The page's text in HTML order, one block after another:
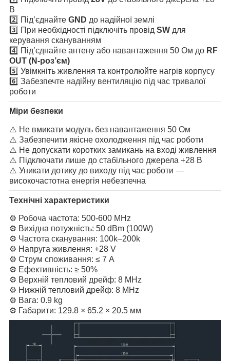
В
2️⃣ Під’єднайте GND до надійної землі
3️⃣ При необхідності підключіть провід SW для
керування скануванням
4️⃣ Під’єднайте антену або навантаження 50 Ом до RF
OUT (N-роз’єм)
5️⃣ Увімкніть живлення та контролюйте нагрів корпусу
6️⃣ Забезпечте надійну вентиляцію під час тривалої
роботи
Міри безпеки
⚠️ Не вмикати модуль без навантаження 50 Ом
⚠️ Забезпечити якісне охолодження під час роботи
⚠️ Не допускати коротких замикань на вході живлення
⚠️ Підключати лише до стабільного джерела +28 В
⚠️ Уникати дотику до виходу під час роботи —
високочастотна енергія небезпечна
Технічні характеристики
⚙️ Робоча частота: 500-600 MHz
⚙️ Вихідна потужність: 50 dBm (100W)
⚙️ Частота сканування: 100k–200k
⚙️ Напруга живлення: +28 V
⚙️ Струм споживання: ≤ 7 A
⚙️ Ефективність: ≥ 50%
⚙️ Верхній тепловий дрейф: 8 MHz
⚙️ Нижній тепловий дрейф: 8 MHz
⚙️ Вага: 0.9 kg
⚙️ Габарити: 129.8 × 65.2 × 20.5 мм